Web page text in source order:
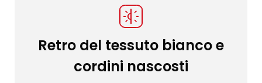
Retro del tessuto bianco e
cordini nascosti